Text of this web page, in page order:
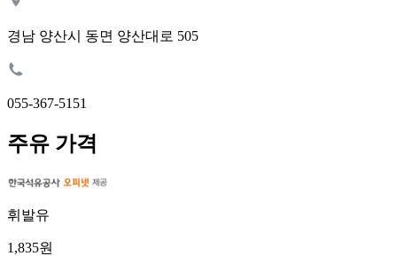
경남 양산시 동면 양산대로 505
055-367-5151
주유 가격
휘발유
1,835원